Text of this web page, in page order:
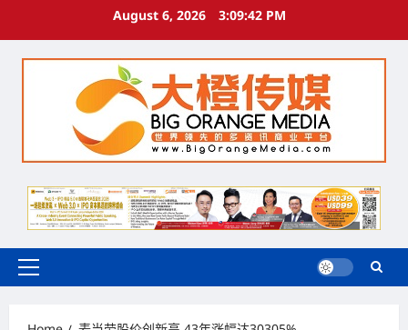
August 6, 2026 3:09:43 PM
Primary